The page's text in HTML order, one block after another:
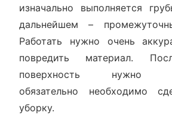
изначально выполняется
дальнейшем –
Работать нужно очень
повредить материал.
поверхность нужно
обязательно необходимо
уборку.